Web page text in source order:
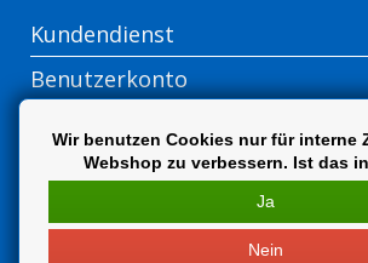
Kundendienst
Benutzerkonto
Extra
Wir benutzen Cookies nur für interne
Webshop zu verbessern. Ist das
Ja
Nein